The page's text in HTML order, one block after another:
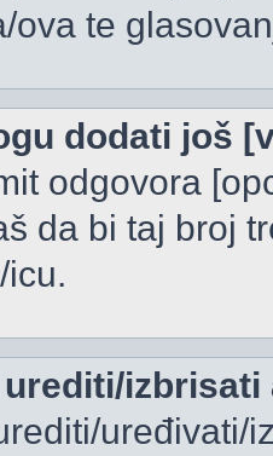
ova te
dodati još
odgovora
da bi taj broj
izbrisati
uređivati/